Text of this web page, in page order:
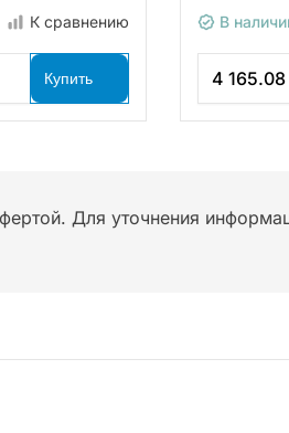
К сравнению
Купить
В
4
Для уточнения